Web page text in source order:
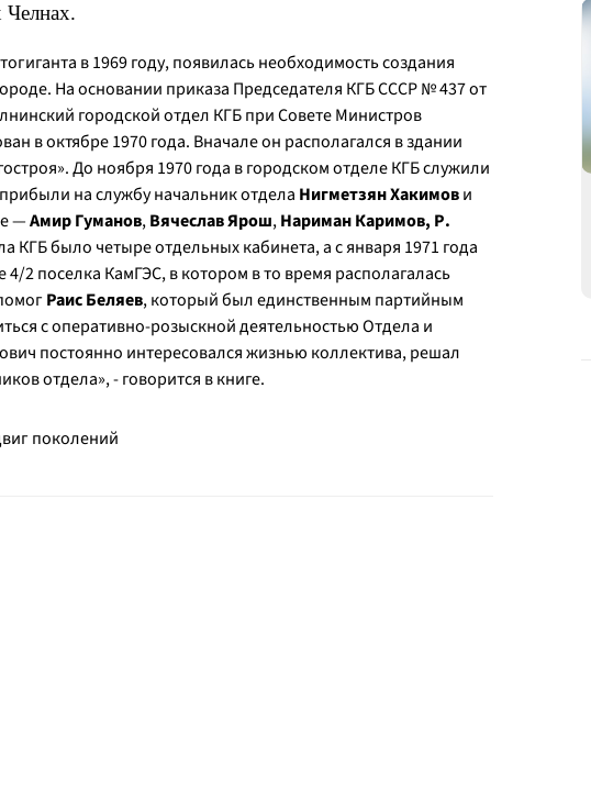
Челнах.
в 1969 году, появилась необходимость создания
На основании приказа Председателя КГБ СССР № 437 от
городской отдел КГБ при Совете Министров
в октябре 1970 года. Вначале он располагался в здании
До ноября 1970 года в городском отделе КГБ служили
на службу начальник отдела Нигметзян Хакимови
—Амир Гуманов,Вячеслав Ярош,Нариман Каримов, Р.
КГБ было четыре отдельных кабинета, а с января 1971 года
2 поселка КамГЭС, в котором в то время располагалась
Раис Беляев, который был единственным партийным
с оперативно-розыскной деятельностью Отдела и
постоянно интересовался жизнью коллектива, решал
отдела», - говорится в книге.
поколений